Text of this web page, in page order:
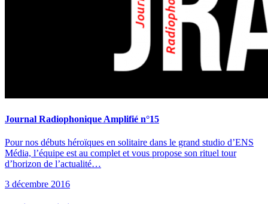
Journal Radiophonique Amplifié n°15
Pour nos débuts héroïques en solitaire dans le grand studio d’ENS
Média, l’équipe est au complet et vous propose son rituel tour
d’horizon de l’actualité…
3 décembre 2016